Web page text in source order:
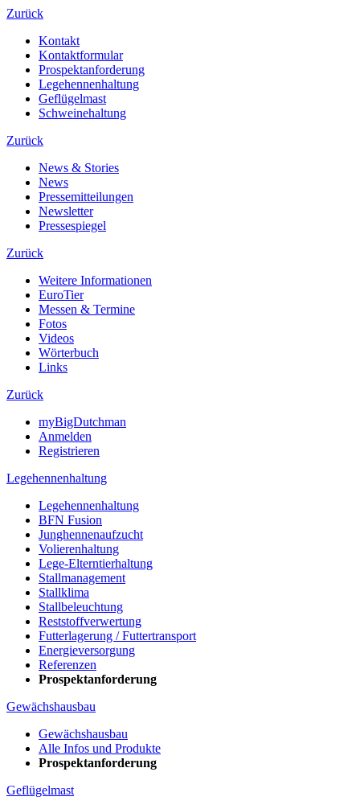
Zurück
Kontakt
Kontaktformular
Prospektanforderung
Legehennenhaltung
Geflügelmast
Schweinehaltung
Zurück
News & Stories
News
Pressemitteilungen
Newsletter
Pressespiegel
Zurück
Weitere Informationen
EuroTier
Messen & Termine
Fotos
Videos
Wörterbuch
Links
Zurück
myBigDutchman
Anmelden
Registrieren
Legehennenhaltung
Legehennenhaltung
BFN Fusion
Junghennenaufzucht
Volierenhaltung
Lege-Elterntierhaltung
Stallmanagement
Stallklima
Stallbeleuchtung
Reststoffverwertung
Futterlagerung / Futtertransport
Energieversorgung
Referenzen
Prospektanforderung
Gewächshausbau
Gewächshausbau
Alle Infos und Produkte
Prospektanforderung
Geflügelmast